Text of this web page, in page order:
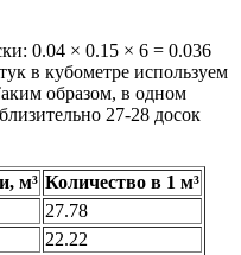
0.04 × 0.15 × 6 = 0.036
в кубометре используем
образом, в одном
27-28 досок
м³ Количество в 1 м³
27.78
22.22